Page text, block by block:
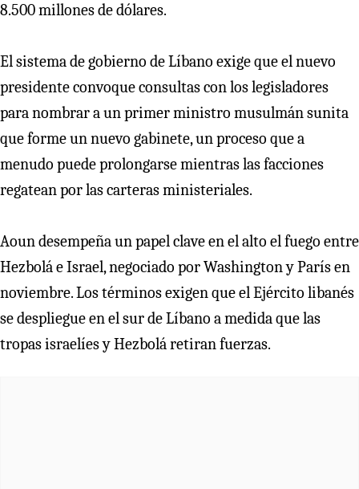
8.500 millones de dólares.
El sistema de gobierno de Líbano exige que el nuevo
presidente convoque consultas con los legisladores
para nombrar a un primer ministro musulmán sunita
que forme un nuevo gabinete, un proceso que a
menudo puede prolongarse mientras las facciones
regatean por las carteras ministeriales.
Aoun desempeña un papel clave en el alto el fuego entre
Hezbolá e Israel, negociado por Washington y París en
noviembre. Los términos exigen que el Ejército libanés
se despliegue en el sur de Líbano a medida que las
tropas israelíes y Hezbolá retiran fuerzas.